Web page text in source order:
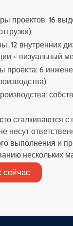
проектов: 16
12 внутренних
+ визуальный
проекта: 6
сталкиваются
несут
выполнения и
нескольких
сейчас